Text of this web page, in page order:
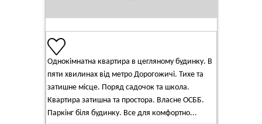
Однокімнатна квартира в цегляному будинку. В
пяти хвилинах від метро Дорогожичі. Тихе та
затишне місце. Поряд садочок та школа.
Квартира затишна та простора. Власне ОСББ.
Паркінг біля будинку. Все для комфортно...